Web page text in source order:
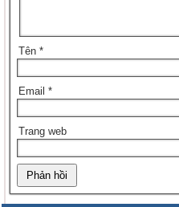
Tên *
Email *
Trang web